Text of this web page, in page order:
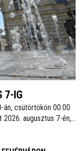
7-IG
csütörtökön 00.00
augusztus 7-én,
helyiségek